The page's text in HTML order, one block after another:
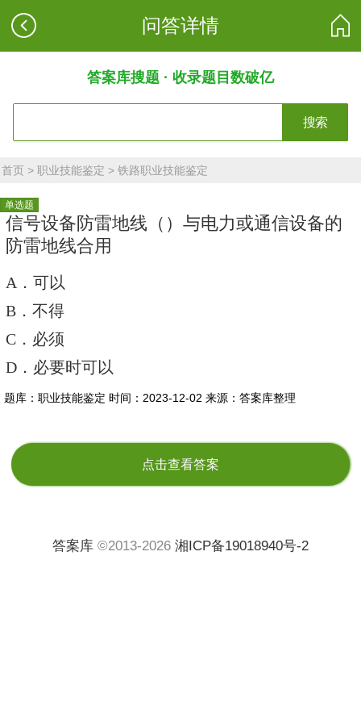
问答详情
答案库搜题 · 收录题目数破亿
搜索
首页 >职业技能鉴定 >铁路职业技能鉴定
单选题
信号设备防雷地线（）与电力或通信设备的
防雷地线合用
A．可以
B．不得
C．必须
D．必要时可以
题库：职业技能鉴定 时间：2023-12-02 来源：答案库整理
点击查看答案
答案库 ©2013-2026 湘ICP备19018940号-2